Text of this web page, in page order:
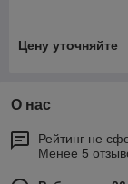
Цену уточняйте
О нас
Рейтинг не
Менее 5